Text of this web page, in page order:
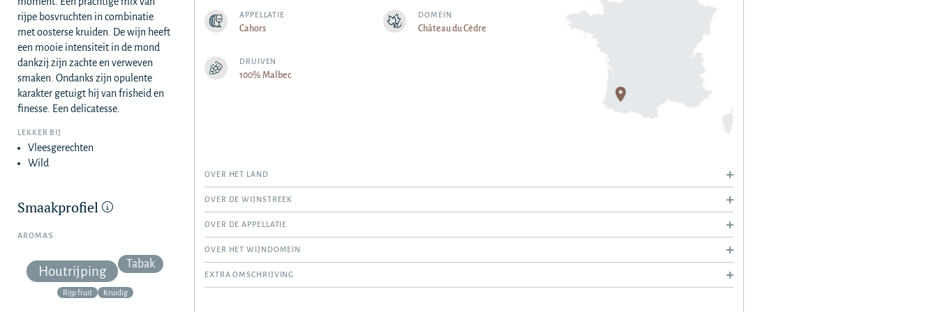
rijpe bosvruchten in combinatie
met oosterse kruiden. De wijn heeft
een mooie intensiteit in de mond
dankzij zijn zachte en verweven
smaken. Ondanks zijn opulente
karakter getuigt hij van frisheid en
finesse. Een delicatesse.
LEKKER BIJ
Vleesgerechten
Wild
Smaakprofiel
AROMA’S
Houtrijping Tabak
Rijp fruit Kruidig
APPELLATIE
Cahors
DOMEIN
Château du Cèdre
DRUIVEN
100% Malbec
OVER HET LAND
OVER DE WIJNSTREEK
OVER DE APPELLATIE
OVER HET WIJNDOMEIN
EXTRA OMSCHRIJVING